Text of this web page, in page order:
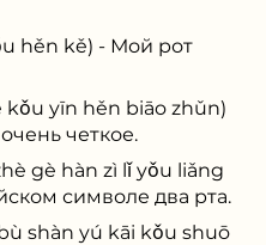
hěn kě) - Мой рот
kǒu yīn hěn biāo zhǔn)
четкое.
gè hàn zì lǐ yǒu liǎng
символе два рта.
bù shàn yú kāi kǒu shuō